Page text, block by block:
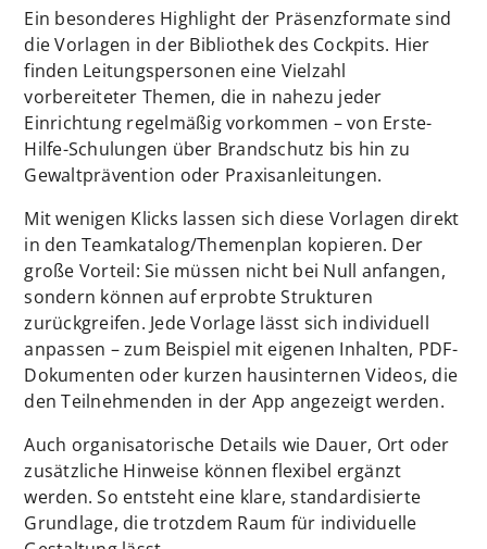
Ein besonderes Highlight der Präsenzformate sind
die Vorlagen in der Bibliothek des Cockpits. Hier
finden Leitungspersonen eine Vielzahl
vorbereiteter Themen, die in nahezu jeder
Einrichtung regelmäßig vorkommen – von Erste-
Hilfe-Schulungen über Brandschutz bis hin zu
Gewaltprävention oder Praxisanleitungen.
Mit wenigen Klicks lassen sich diese Vorlagen direkt
in den Teamkatalog/Themenplan kopieren. Der
große Vorteil: Sie müssen nicht bei Null anfangen,
sondern können auf erprobte Strukturen
zurückgreifen. Jede Vorlage lässt sich individuell
anpassen – zum Beispiel mit eigenen Inhalten, PDF-
Dokumenten oder kurzen hausinternen Videos, die
den Teilnehmenden in der App angezeigt werden.
Auch organisatorische Details wie Dauer, Ort oder
zusätzliche Hinweise können flexibel ergänzt
werden. So entsteht eine klare, standardisierte
Grundlage, die trotzdem Raum für individuelle